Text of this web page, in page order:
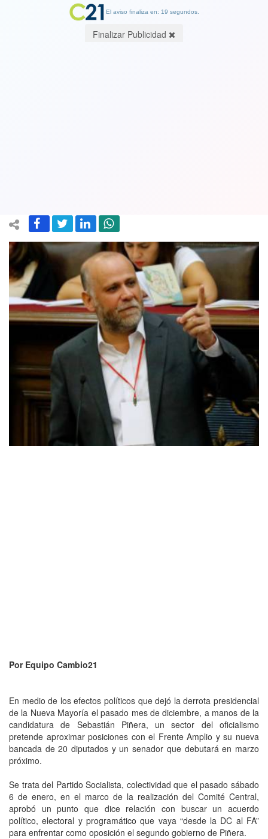
Por Equipo Cambio21
En medio de los efectos políticos que dejó la derrota presidencial
de la Nueva Mayoría el pasado mes de diciembre, a manos de la
candidatura de Sebastián Piñera, un sector del oficialismo
pretende aproximar posiciones con el Frente Amplio y su nueva
bancada de 20 diputados y un senador que debutará en marzo
próximo.
Se trata del Partido Socialista, colectividad que el pasado sábado
6 de enero, en el marco de la realización del Comité Central,
aprobó un punto que dice relación con buscar un acuerdo
político, electoral y programático que vaya “desde la DC al FA”
para enfrentar como oposición el segundo gobierno de Piñera.
El aviso finaliza en: 19 segundos.
Finalizar Publicidad